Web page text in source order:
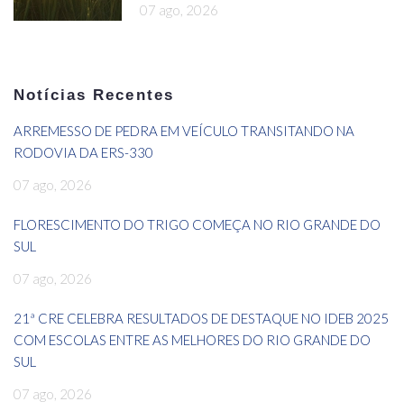
07 ago, 2026
Notícias Recentes
ARREMESSO DE PEDRA EM VEÍCULO TRANSITANDO NA
RODOVIA DA ERS-330
07 ago, 2026
FLORESCIMENTO DO TRIGO COMEÇA NO RIO GRANDE DO
SUL
07 ago, 2026
21ª CRE CELEBRA RESULTADOS DE DESTAQUE NO IDEB 2025
COM ESCOLAS ENTRE AS MELHORES DO RIO GRANDE DO
SUL
07 ago, 2026